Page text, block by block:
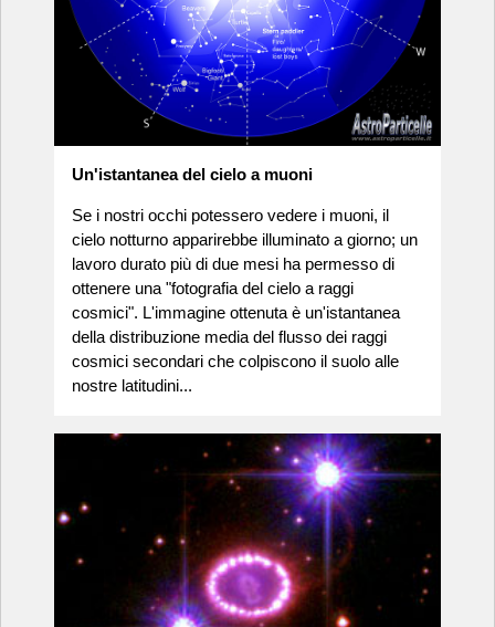
Un'istantanea del cielo a muoni
Se i nostri occhi potessero vedere i muoni, il
cielo notturno apparirebbe illuminato a giorno; un
lavoro durato più di due mesi ha permesso di
ottenere una "fotografia del cielo a raggi
cosmici". L'immagine ottenuta è un'istantanea
della distribuzione media del flusso dei raggi
cosmici secondari che colpiscono il suolo alle
nostre latitudini...